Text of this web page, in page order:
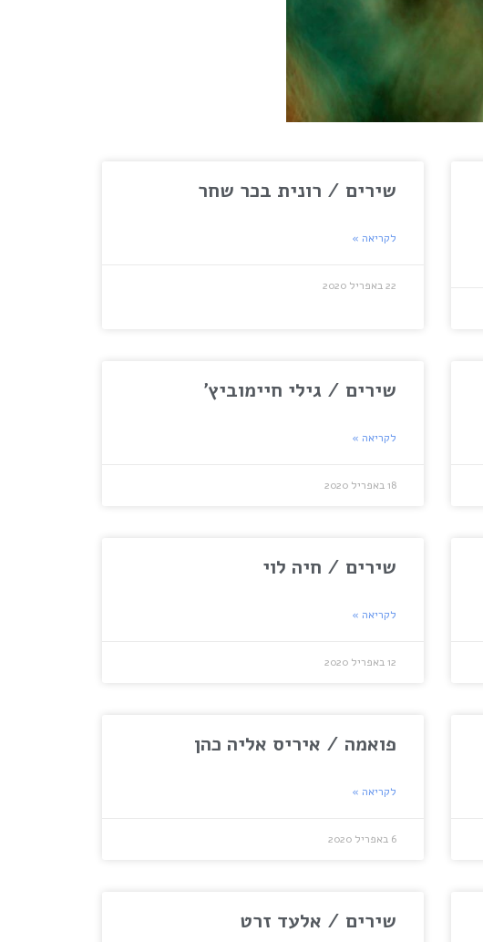
שירים / רונית בכר שחר
לקריאה »
22 באפריל 2020
שירים / גילי חיימוביץ'
לקריאה »
18 באפריל 2020
שירים / חיה לוי
לקריאה »
12 באפריל 2020
פואמה / איריס אליה כהן
לקריאה »
6 באפריל 2020
שירים / אלעד זרט